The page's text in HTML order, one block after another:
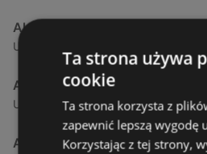
Aldi
Ul. Sobola 1, 71-837 Szczecin
Aldi
Ulica Przyjaciół Żołnierza 128, 71-
Aldi
Ta strona używa
cookie
Ta strona korzysta z
zapewnić lepszą wygodę
Korzystając z tej strony,